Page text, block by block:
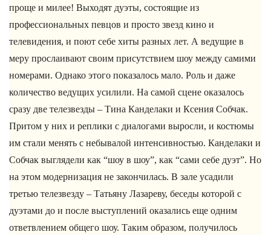
проще и милее! Выходят дуэты, состоящие из
профессиональных певцов и просто звезд кино и
телевидения, и поют себе хиты разных лет. А ведущие в
меру прослаивают своим присутствием шоу между самими
номерами. Однако этого показалось мало. Роль и даже
количество ведущих усилили. На самой сцене оказалось
сразу две телезвезды – Тина Канделаки и Ксения Собчак.
Притом у них и реплики с диалогами выросли, и костюмы
им стали менять с небывалой интенсивностью. Канделаки и
Собчак выглядели как “шоу в шоу”, как “сами себе дуэт”. Но
на этом модернизация не закончилась. В зале усадили
третью телезвезду – Татьяну Лазареву, беседы которой с
дуэтами до и после выступлений оказались еще одним
ответвлением общего шоу. Таким образом, получилось